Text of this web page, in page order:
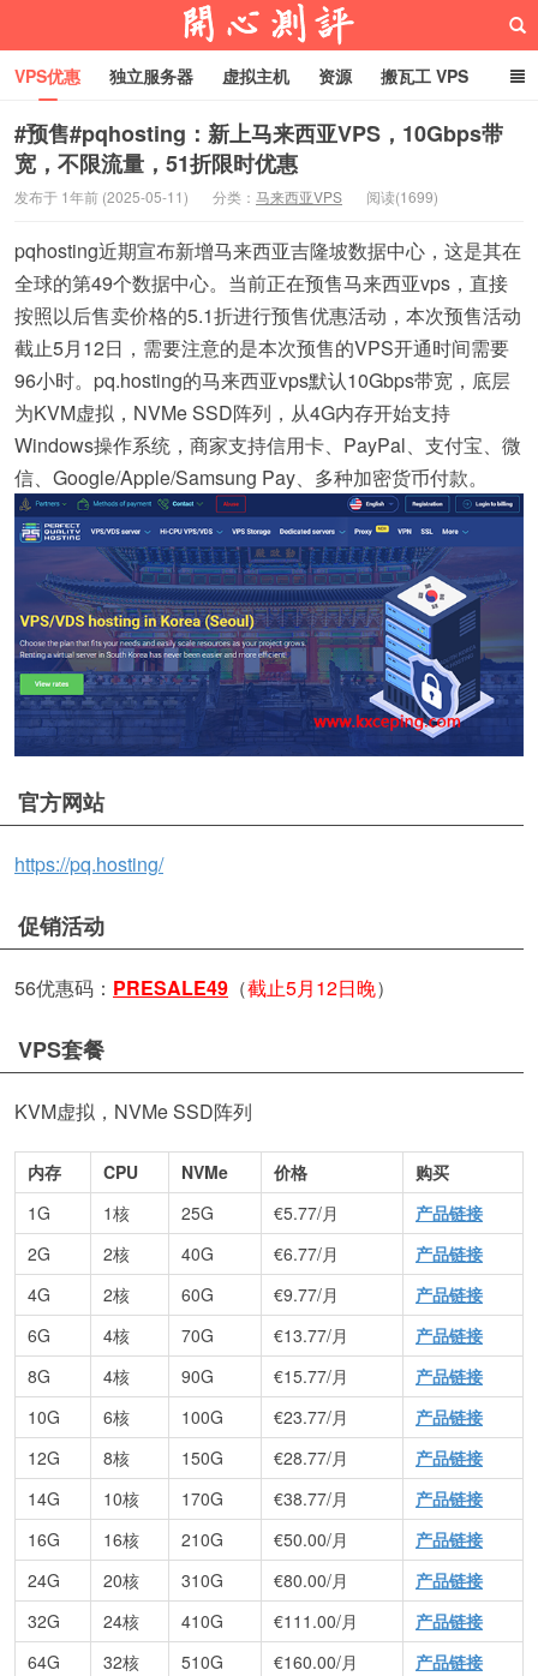
开心VPS测评
VPS优惠 独立服务器 虚拟主机 资源 搬瓦工 VPS
折腾VPS 真实测评 Hostloc趣闻 域名
RackNerd促销套餐
#预售#pqhosting：新上马来西亚VPS，10Gbps带
宽，不限流量，51折限时优惠
发布于 1年前 (2025-05-11) 分类： 马来西亚VPS 阅读(1699)
pqhosting近期宣布新增马来西亚吉隆坡数据中心，这是其在
全球的第49个数据中心。当前正在预售马来西亚vps，直接
按照以后售卖价格的5.1折进行预售优惠活动，本次预售活动
截止5月12日，需要注意的是本次预售的VPS开通时间需要
96小时。pq.hosting的马来西亚vps默认10Gbps带宽，底层
为KVM虚拟，NVMe SSD阵列，从4G内存开始支持
Windows操作系统，商家支持信用卡、PayPal、支付宝、微
信、Google/Apple/Samsung Pay、多种加密货币付款。
官方网站
https://pq.hosting/
促销活动
56优惠码： PRESALE49 （截止5月12日晚）
VPS套餐
KVM虚拟，NVMe SSD阵列
内存 CPU NVMe 价格
购买
1G
1核 25G €5.77/月
产品链接
2G
2核 40G €6.77/月
产品链接
4G
2核 60G €9.77/月
产品链接
6G
4核 70G €13.77/月
产品链接
8G
4核 90G €15.77/月
产品链接
10G
6核 100G €23.77/月
产品链接
12G
8核 150G €28.77/月
产品链接
14G
10核 170G €38.77/月
产品链接
16G
16核 210G €50.00/月
产品链接
24G
20核 310G €80.00/月
产品链接
32G
24核 410G €111.00/月
产品链接
64G
32核 510G €160.00/月 产品链接